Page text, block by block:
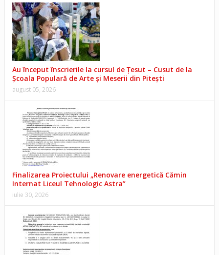
Au început înscrierile la cursul de Țesut – Cusut de la
Școala Populară de Arte și Meserii din Pitești
august 05, 2026
Finalizarea Proiectului „Renovare energetică Cămin
Internat Liceul Tehnologic Astra”
iulie 30, 2026